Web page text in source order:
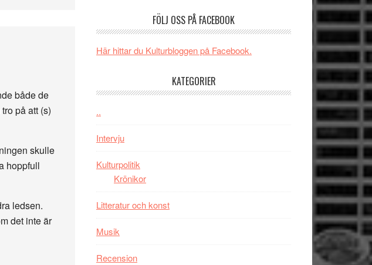
både de
på att (s)
skulle
hoppfull
ledsen.
det inte är
världspremiär
i
Toronto
vara
någonsin
FÖLJ OSS PÅ FACEBOOK
Här hittar du Kulturbloggen på Facebook.
KATEGORIER
..
Intervju
Kulturpolitik
Krönikor
Litteratur och konst
Musik
Recension